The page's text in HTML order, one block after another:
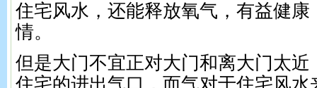
住宅风水，还能释放氧气，有益健康
情。
但是大门不宜正对大门和离大门太近
住宅的进出气口，而气对于住宅风水